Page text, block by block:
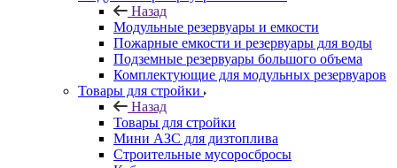
Назад
Модульные резервуары и емкости
Пожарные емкости и резервуары для воды
Подземные резервуары большого объема
Комплектующие для модульных резервуаров
Товары для стройки
Назад
Товары для стройки
Мини АЗС для дизтоплива
Строительные мусоросбросы